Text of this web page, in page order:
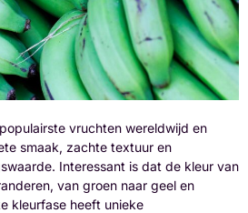
vruchten wereldwijd en
smaak, zachte textuur en
Interessant is dat de kleur van
van groen naar geel en
kleurfase heeft unieke